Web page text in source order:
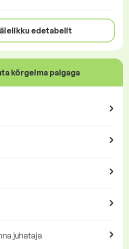
edetabelit
kõrgeima palgaga
juhataja